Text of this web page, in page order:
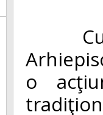
Cu
o